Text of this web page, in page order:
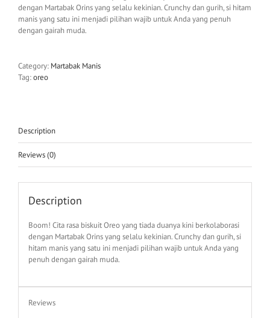
dengan Martabak Orins yang selalu kekinian. Crunchy dan gurih, si hitam
manis yang satu ini menjadi pilihan wajib untuk Anda yang penuh
dengan gairah muda.
Category: Martabak Manis
Tag:oreo
Description
Reviews (0)
Description
Boom! Cita rasa biskuit Oreo yang tiada duanya kini berkolaborasi
dengan Martabak Orins yang selalu kekinian. Crunchy dan gurih, si
hitam manis yang satu ini menjadi pilihan wajib untuk Anda yang
penuh dengan gairah muda.
Reviews